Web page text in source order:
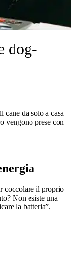
dog-
cane da solo a casa
vengono prese con
coccolare il proprio
Non esiste una
la batteria”.